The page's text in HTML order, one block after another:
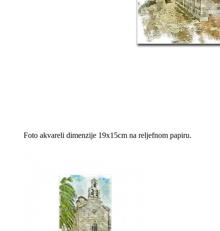
Foto akvareli dimenzije 19x15cm na reljefnom papiru.